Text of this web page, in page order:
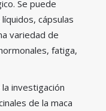
Se puede
cápsulas
variedad de
fatiga,
la investigación
de la maca